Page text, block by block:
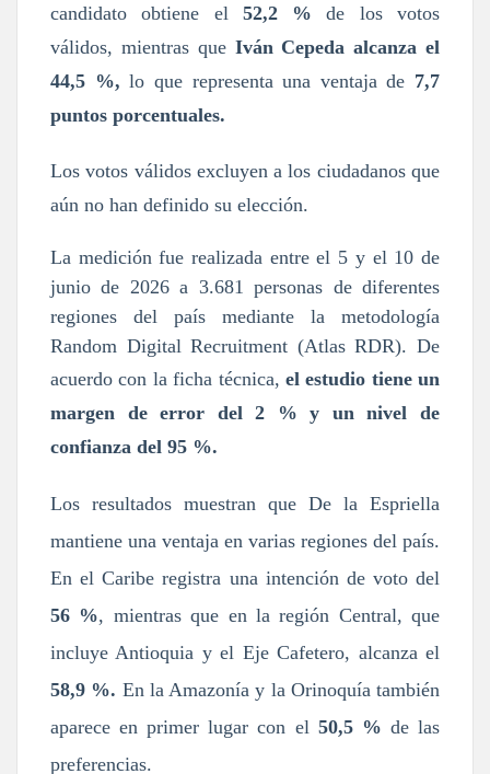
candidato obtiene el
52,2 %
de los votos
válidos, mientras que Iván Cepeda alcanza el
44,5 %, lo que representa una ventaja de 7,7
puntos porcentuales.
Los votos válidos excluyen a los ciudadanos que
aún no han definido su elección.
La medición fue realizada entre el 5 y el 10 de
junio de 2026 a 3.681 personas de diferentes
regiones del país mediante la metodología
Random Digital Recruitment (Atlas RDR). De
acuerdo con la ficha técnica, el estudio tiene un
margen de error del 2 % y un nivel de
confianza del 95 %.
Los resultados muestran que De la Espriella
mantiene una ventaja en varias regiones del país.
En el Caribe registra una intención de voto del
56 %, mientras que en la región Central, que
incluye Antioquia y el Eje Cafetero, alcanza el
58,9 %. En la Amazonía y la Orinoquía también
aparece en primer lugar con el 50,5 % de las
preferencias.